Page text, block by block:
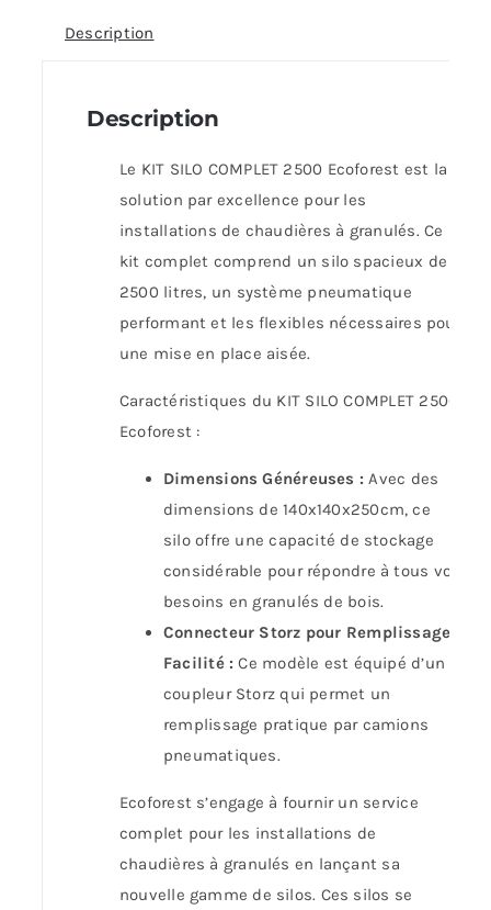
Description
Description
Le KIT SILO COMPLET 2500 Ecoforest est la
solution par excellence pour les
installations de chaudières à granulés. Ce
kit complet comprend un silo spacieux de
2500 litres, un système pneumatique
performant et les flexibles nécessaires pour
une mise en place aisée.
Caractéristiques du KIT SILO COMPLET 2500
Ecoforest :
Dimensions Généreuses : Avec des
dimensions de 140x140x250cm, ce
silo offre une capacité de stockage
considérable pour répondre à tous vos
besoins en granulés de bois.
Connecteur Storz pour Remplissage
Facilité : Ce modèle est équipé d’un
coupleur Storz qui permet un
remplissage pratique par camions
pneumatiques.
Ecoforest s’engage à fournir un service
complet pour les installations de
chaudières à granulés en lançant sa
nouvelle gamme de silos. Ces silos se